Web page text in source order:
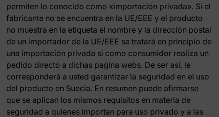
permiten lo conocido como «importación privada». Si el
fabricante no se encuentra en la UE/EEE y el producto
no muestra en la etiqueta el nombre y la dirección postal
de un importador de la UE/EEE se tratará en principio de
una importación privada si como consumidor realiza un
pedido directo a dichas pagina webs. De ser así, le
corresponderá a usted garantizar la seguridad en el uso
del producto en Suecia. En resumen puede afirmarse
que se aplican los mismos requisitos en materia de
seguridad a quienes importan para uso privado y a las